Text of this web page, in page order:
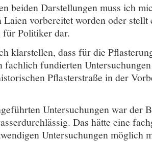
beiden Darstellungen muss ich
vorbereitet worden oder stellt
für Politiker dar.
klarstellen, dass für die
fachlich fundierten
Pflasterstraße in der
Untersuchungen war der
Das hätte eine
Untersuchungen möglich